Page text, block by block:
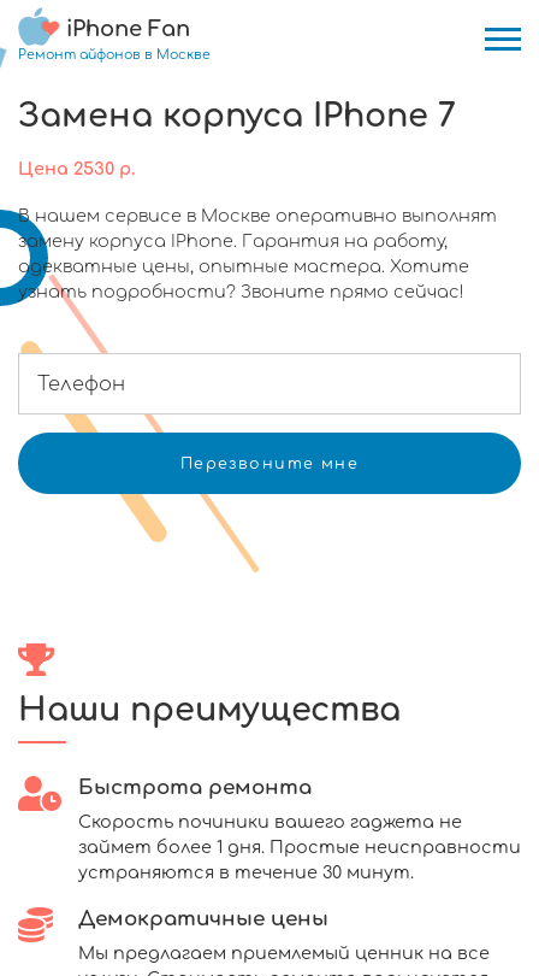
iPhone Fan
Ремонт айфонов в Москве
Замена корпуса IPhone 7
Цена 2530 р.
В нашем сервисе в Москве оперативно выполнят
замену корпуса IPhone. Гарантия на работу,
адекватные цены, опытные мастера. Хотите
узнать подробности? Звоните прямо сейчас!
Наши преимущества
Быстрота ремонта
Скорость починики вашего гаджета не
займет более 1 дня. Простые неисправности
устраняются в течение 30 минут.
Демократичные цены
Мы предлагаем приемлемый ценник на все